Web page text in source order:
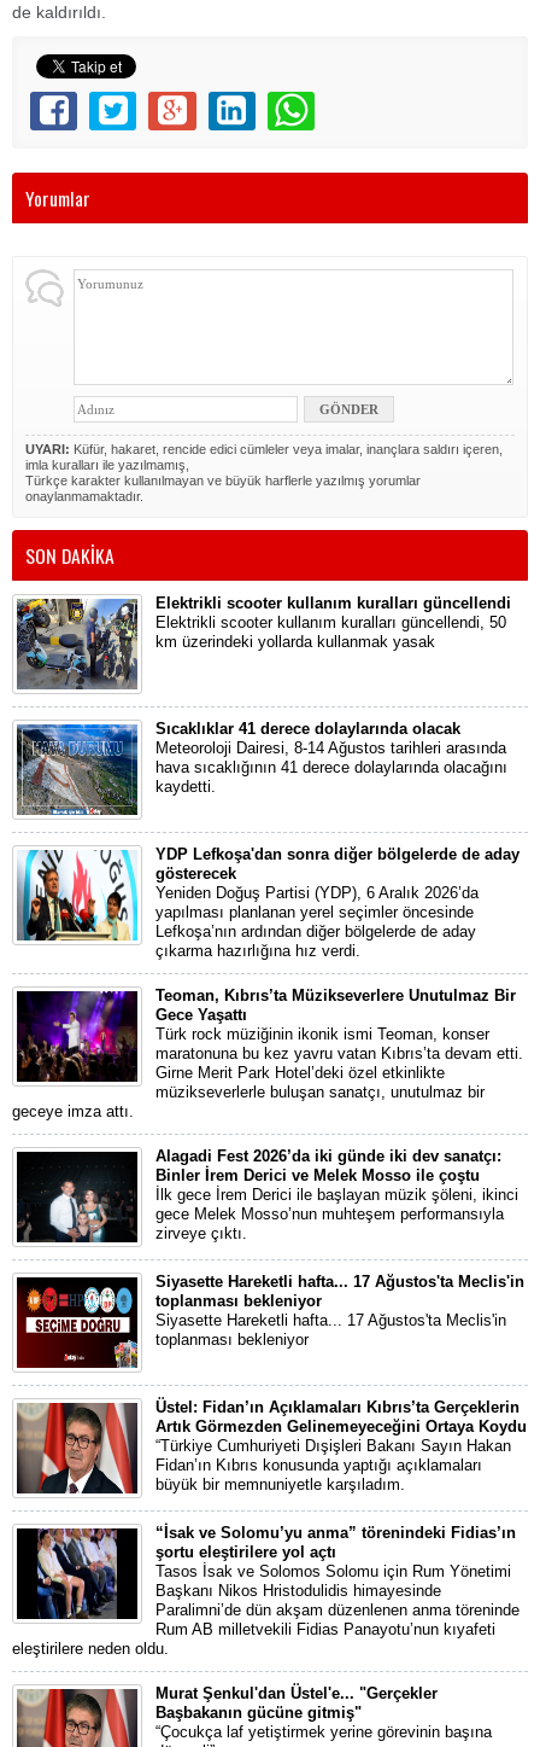
de kaldırıldı.
Yorumlar
UYARI: Küfür, hakaret, rencide edici cümleler veya imalar, inançlara saldırı içeren,
imla kuralları ile yazılmamış,
Türkçe karakter kullanılmayan ve büyük harflerle yazılmış yorumlar
onaylanmamaktadır.
SON DAKİKA
Elektrikli scooter kullanım kuralları güncellendi
Elektrikli scooter kullanım kuralları güncellendi, 50
km üzerindeki yollarda kullanmak yasak
Sıcaklıklar 41 derece dolaylarında olacak
Meteoroloji Dairesi, 8-14 Ağustos tarihleri arasında
hava sıcaklığının 41 derece dolaylarında olacağını
kaydetti.
YDP Lefkoşa'dan sonra diğer bölgelerde de aday
gösterecek
Yeniden Doğuş Partisi (YDP), 6 Aralık 2026’da
yapılması planlanan yerel seçimler öncesinde
Lefkoşa’nın ardından diğer bölgelerde de aday
çıkarma hazırlığına hız verdi.
Teoman, Kıbrıs’ta Müzikseverlere Unutulmaz Bir
Gece Yaşattı
Türk rock müziğinin ikonik ismi Teoman, konser
maratonuna bu kez yavru vatan Kıbrıs’ta devam etti.
Girne Merit Park Hotel’deki özel etkinlikte
müzikseverlerle buluşan sanatçı, unutulmaz bir
geceye imza attı.
Alagadi Fest 2026’da iki günde iki dev sanatçı:
Binler İrem Derici ve Melek Mosso ile çoştu
İlk gece İrem Derici ile başlayan müzik şöleni, ikinci
gece Melek Mosso’nun muhteşem performansıyla
zirveye çıktı.
Siyasette Hareketli hafta... 17 Ağustos'ta Meclis'in
toplanması bekleniyor
Siyasette Hareketli hafta... 17 Ağustos'ta Meclis'in
toplanması bekleniyor
Üstel: Fidan’ın Açıklamaları Kıbrıs’ta Gerçeklerin
Artık Görmezden Gelinemeyeceğini Ortaya Koydu
“Türkiye Cumhuriyeti Dışişleri Bakanı Sayın Hakan
Fidan’ın Kıbrıs konusunda yaptığı açıklamaları
büyük bir memnuniyetle karşıladım.
“İsak ve Solomu’yu anma” törenindeki Fidias’ın
şortu eleştirilere yol açtı
Tasos İsak ve Solomos Solomu için Rum Yönetimi
Başkanı Nikos Hristodulidis himayesinde
Paralimni’de dün akşam düzenlenen anma töreninde
Rum AB milletvekili Fidias Panayotu’nun kıyafeti
eleştirilere neden oldu.
Murat Şenkul'dan Üstel'e... "Gerçekler
Başbakanın gücüne gitmiş"
“Çocukça laf yetiştirmek yerine görevinin başına